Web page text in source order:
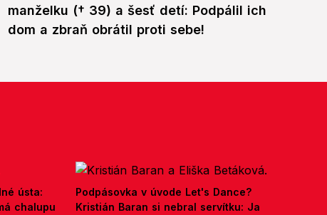
manželku († 39) a šesť detí: Podpálil ich
dom a zbraň obrátil proti sebe!
ústa:
chalupu
Podpásovka v úvode Let's Dance?
Kristián Baran si nebral servítku: Ja